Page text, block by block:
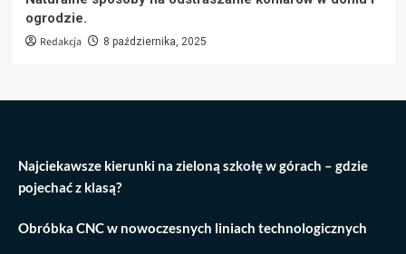
ogrodzie.
Redakcja 8 października, 2025
Najciekawsze kierunki na zieloną szkołę w górach – gdzie
pojechać z klasą?
Obróbka CNC w nowoczesnych liniach technologicznych